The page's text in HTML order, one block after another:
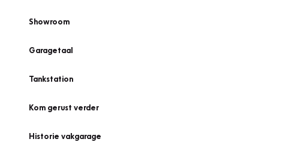
Showroom
Garagetaal
Tankstation
Kom gerust verder
Historie vakgarage